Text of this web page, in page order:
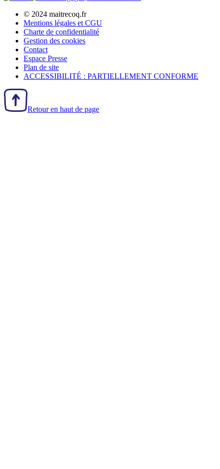
© 2024 maitrecoq.fr
Mentions légales et CGU
Charte de confidentialité
Gestion des cookies
Contact
Espace Presse
Plan de site
ACCESSIBILITÉ : PARTIELLEMENT CONFORME
Retour en haut de page